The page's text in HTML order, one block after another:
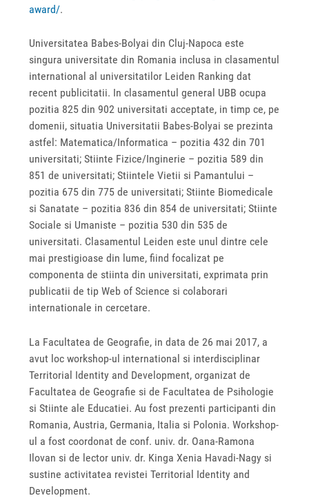
award/.
Universitatea Babes-Bolyai din Cluj-Napoca este
singura universitate din Romania inclusa in clasamentul
international al universitatilor Leiden Ranking dat
recent publicitatii. In clasamentul general UBB ocupa
pozitia 825 din 902 universitati acceptate, in timp ce, pe
domenii, situatia Universitatii Babes-Bolyai se prezinta
astfel: Matematica/Informatica – pozitia 432 din 701
universitati; Stiinte Fizice/Inginerie – pozitia 589 din
851 de universitati; Stiintele Vietii si Pamantului –
pozitia 675 din 775 de universitati; Stiinte Biomedicale
si Sanatate – pozitia 836 din 854 de universitati; Stiinte
Sociale si Umaniste – pozitia 530 din 535 de
universitati. Clasamentul Leiden este unul dintre cele
mai prestigioase din lume, fiind focalizat pe
componenta de stiinta din universitati, exprimata prin
publicatii de tip Web of Science si colaborari
internationale in cercetare.
La Facultatea de Geografie, in data de 26 mai 2017, a
avut loc workshop-ul international si interdisciplinar
Territorial Identity and Development, organizat de
Facultatea de Geografie si de Facultatea de Psihologie
si Stiinte ale Educatiei. Au fost prezenti participanti din
Romania, Austria, Germania, Italia si Polonia. Workshop-
ul a fost coordonat de conf. univ. dr. Oana-Ramona
Ilovan si de lector univ. dr. Kinga Xenia Havadi-Nagy si
sustine activitatea revistei Territorial Identity and
Development.